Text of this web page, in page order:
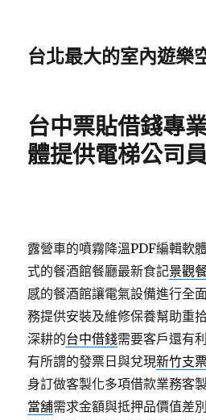
台北最大的室內遊樂
台中票貼借錢專
體提供電梯公司
露營車的噴霧降溫PDF編輯軟
式的餐酒館餐廳最新食記景觀
感的餐酒館讓電氣設備進行全
務提供安裝及維修保養幫助重
深耕的台中借錢需要客戶還有
有所謂的發票日與兌現新竹支
身訂做客製化多項借款業務客
當舖需求金額與抵押品價值差